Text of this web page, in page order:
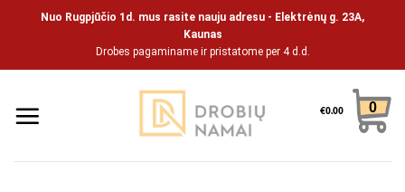
Nuo Rugpjūčio 1d. mus rasite nauju adresu - Elektrėnų g. 23A,
Kaunas
Drobes pagaminame ir pristatome per 4 d.d.
€0.00 0